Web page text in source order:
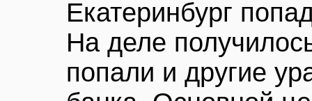
Екатеринбург
На деле
попали и другие